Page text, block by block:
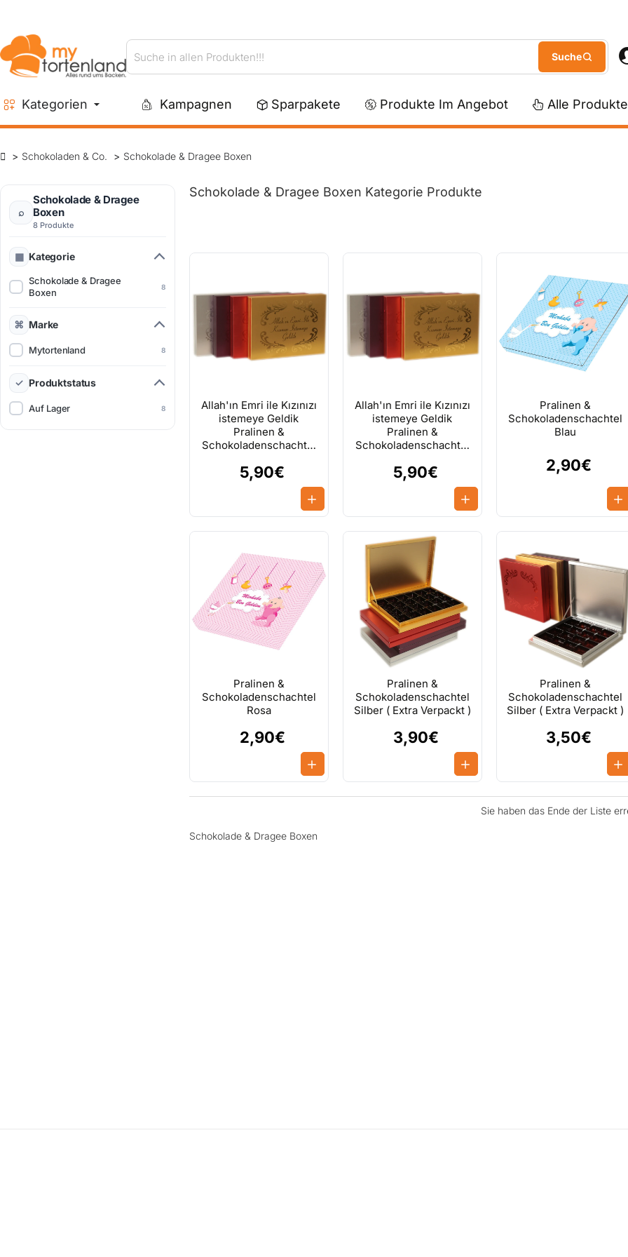
Suche
in
Produkten!!!
Kategorien Kampagnen Sparpakete Produkte Im Angebot Alle Produkte
Schokoladen & Co. Schokolade & Dragee Boxen
Schokolade & Dragee
Boxen
8 Produkte
Kategorie
Schokolade & Dragee
Boxen
8
Marke
Mytortenland 8
Produktstatus
Auf Lager 8
Schokolade & Dragee Boxen Kategorie Produkte
Schokolade & Dragee Boxen
Allah'ın Emri ile Kızınızı
istemeye Geldik
Pralinen &
Schokoladenschachtel
5,90€
Allah'ın Emri ile Kızınızı
istemeye Geldik
Pralinen &
Schokoladenschachtel
5,90€
Pralinen &
Schokoladenschachtel
Blau
2,90€
Pralinen &
Schokoladenschachtel
Rosa
2,90€
Pralinen &
Schokoladenschachtel
Silber ( Extra Verpackt )
3,90€
Pralinen &
Schokoladenschachtel
Silber ( Extra Verpackt )
3,50€
Sie haben das Ende der Liste